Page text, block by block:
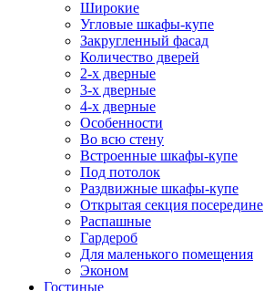
Широкие
Угловые шкафы-купе
Закругленный фасад
Количество дверей
2-х дверные
3-х дверные
4-х дверные
Особенности
Во всю стену
Встроенные шкафы-купе
Под потолок
Раздвижные шкафы-купе
Открытая секция посередине
Распашные
Гардероб
Для маленького помещения
Эконом
Гостиные